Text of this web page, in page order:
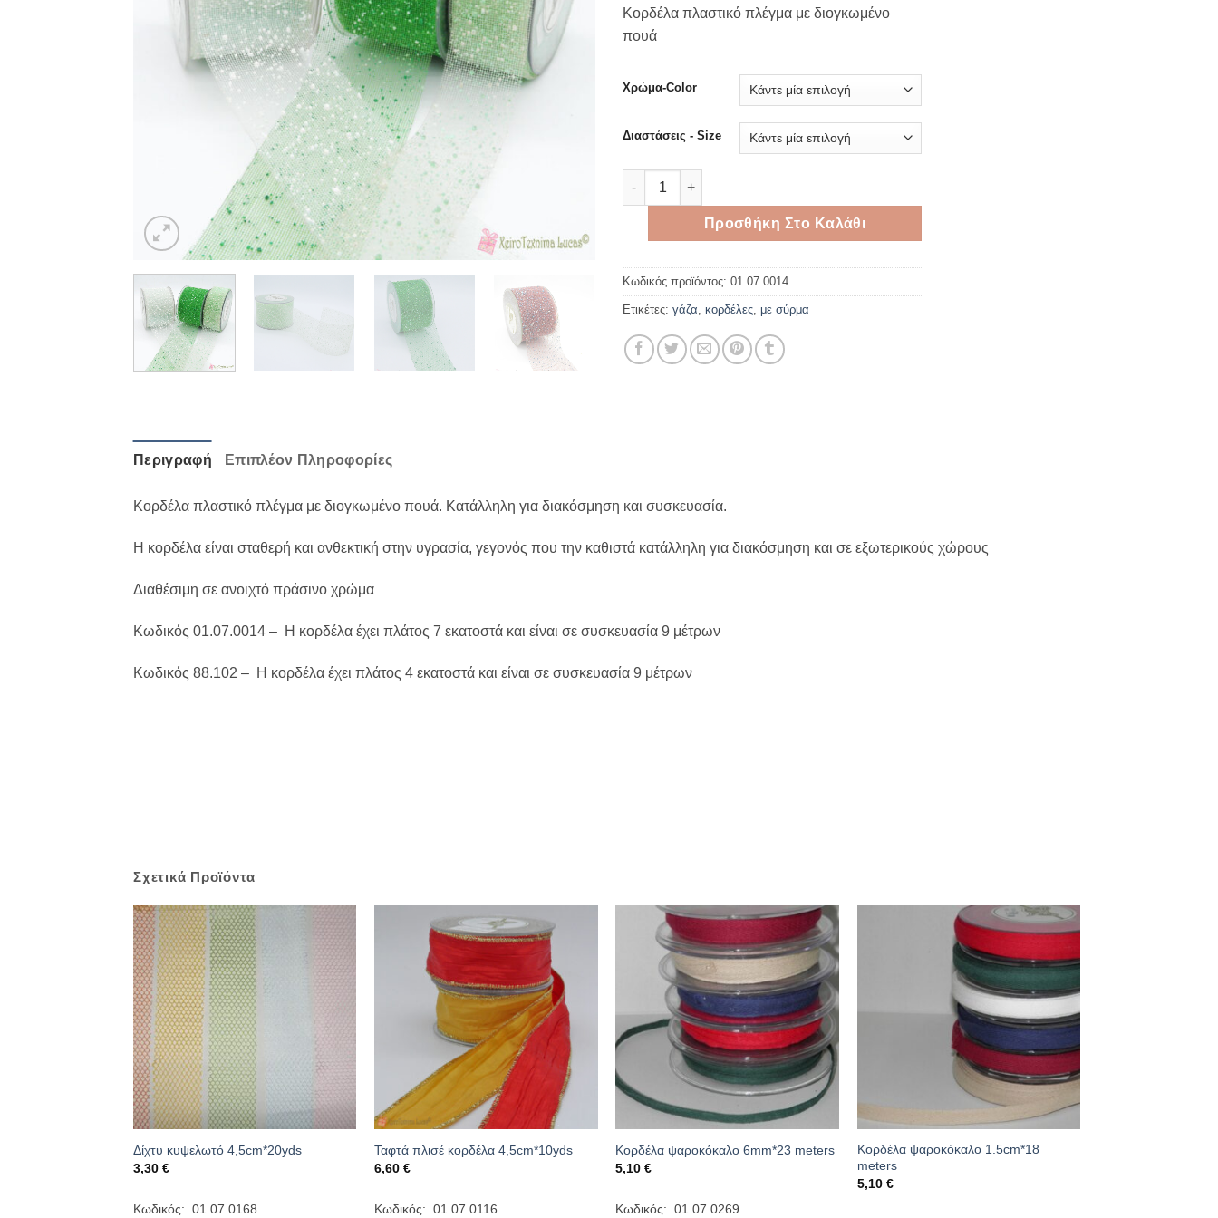
1,50 €
Κορδέλα πλαστικό πλέγμα με διογκωμένο
πουά
Χρώμα-Color
Διαστάσεις - Size
Πλαστικό πλέγμα με διογκωμένο πουά 5-7cm*9 μέτρα ποσότητα
Προσθήκη Στο Καλάθι
Κωδικός προϊόντος: 01.07.0014
Ετικέτες: γάζα κορδέλες με σύρμα
Περιγραφή Επιπλέον Πληροφορίες
Κορδέλα πλαστικό πλέγμα με διογκωμένο πουά. Κατάλληλη για διακόσμηση και συσκευασία.
Η κορδέλα είναι σταθερή και ανθεκτική στην υγρασία, γεγονός που την καθιστά κατάλληλη για διακόσμηση και σε εξωτερικούς χώρους
Διαθέσιμη σε ανοιχτό πράσινο χρώμα
Κωδικός 01.07.0014 – Η κορδέλα έχει πλάτος 7 εκατοστά και είναι σε συσκευασία 9 μέτρων
Κωδικός 88.102 – Η κορδέλα έχει πλάτος 4 εκατοστά και είναι σε συσκευασία 9 μέτρων
Σχετικά Προϊόντα
Δίχτυ κυψελωτό 4,5cm*20yds
3,30 €
Κωδικός: 01.07.0168
Ταφτά πλισέ κορδέλα 4,5cm*10yds
6,60€
Κωδικός: 01.07.0116
Κορδέλα ψαροκόκαλο 6mm*23 meters
5,10€
Κωδικός: 01.07.0269
Κορδέλα ψαροκόκαλο 1.5cm*18
meters
5,10 €